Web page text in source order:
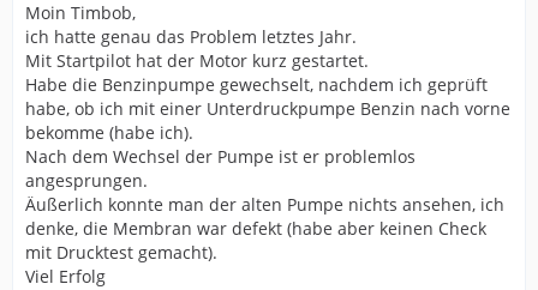
Moin Timbob,
ich hatte genau das Problem letztes Jahr.
Mit Startpilot hat der Motor kurz gestartet.
Habe die Benzinpumpe gewechselt, nachdem ich geprüft
habe, ob ich mit einer Unterdruckpumpe Benzin nach vorne
bekomme (habe ich).
Nach dem Wechsel der Pumpe ist er problemlos
angesprungen.
Äußerlich konnte man der alten Pumpe nichts ansehen, ich
denke, die Membran war defekt (habe aber keinen Check
mit Drucktest gemacht).
Viel Erfolg